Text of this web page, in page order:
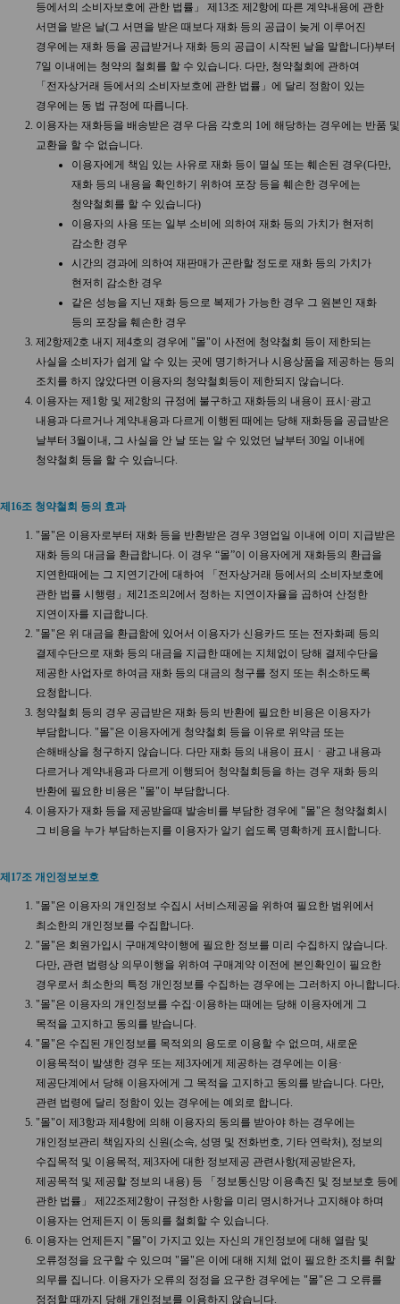
등에서의 소비자보호에 관한 법률」 제13조 제2항에 따른 계약내용에 관한
서면을 받은 날(그 서면을 받은 때보다 재화 등의 공급이 늦게 이루어진
경우에는 재화 등을 공급받거나 재화 등의 공급이 시작된 날을 말합니다)부터
7일 이내에는 청약의 철회를 할 수 있습니다. 다만, 청약철회에 관하여
「전자상거래 등에서의 소비자보호에 관한 법률」에 달리 정함이 있는
경우에는 동 법 규정에 따릅니다.
이용자는 재화등을 배송받은 경우 다음 각호의 1에 해당하는 경우에는 반품 및
교환을 할 수 없습니다.
이용자에게 책임 있는 사유로 재화 등이 멸실 또는 훼손된 경우(다만,
재화 등의 내용을 확인하기 위하여 포장 등을 훼손한 경우에는
청약철회를 할 수 있습니다)
이용자의 사용 또는 일부 소비에 의하여 재화 등의 가치가 현저히
감소한 경우
시간의 경과에 의하여 재판매가 곤란할 정도로 재화 등의 가치가
현저히 감소한 경우
같은 성능을 지닌 재화 등으로 복제가 가능한 경우 그 원본인 재화
등의 포장을 훼손한 경우
제2항제2호 내지 제4호의 경우에 "몰"이 사전에 청약철회 등이 제한되는
사실을 소비자가 쉽게 알 수 있는 곳에 명기하거나 시용상품을 제공하는 등의
조치를 하지 않았다면 이용자의 청약철회등이 제한되지 않습니다.
이용자는 제1항 및 제2항의 규정에 불구하고 재화등의 내용이 표시·광고
내용과 다르거나 계약내용과 다르게 이행된 때에는 당해 재화등을 공급받은
날부터 3월이내, 그 사실을 안 날 또는 알 수 있었던 날부터 30일 이내에
청약철회 등을 할 수 있습니다.
제16조 청약철회 등의 효과
"몰"은 이용자로부터 재화 등을 반환받은 경우 3영업일 이내에 이미 지급받은
재화 등의 대금을 환급합니다. 이 경우 “몰”이 이용자에게 재화등의 환급을
지연한때에는 그 지연기간에 대하여 「전자상거래 등에서의 소비자보호에
관한 법률 시행령」제21조의2에서 정하는 지연이자율을 곱하여 산정한
지연이자를 지급합니다.
"몰"은 위 대금을 환급함에 있어서 이용자가 신용카드 또는 전자화폐 등의
결제수단으로 재화 등의 대금을 지급한 때에는 지체없이 당해 결제수단을
제공한 사업자로 하여금 재화 등의 대금의 청구를 정지 또는 취소하도록
요청합니다.
청약철회 등의 경우 공급받은 재화 등의 반환에 필요한 비용은 이용자가
부담합니다. "몰"은 이용자에게 청약철회 등을 이유로 위약금 또는
손해배상을 청구하지 않습니다. 다만 재화 등의 내용이 표시ㆍ광고 내용과
다르거나 계약내용과 다르게 이행되어 청약철회등을 하는 경우 재화 등의
반환에 필요한 비용은 "몰"이 부담합니다.
이용자가 재화 등을 제공받을때 발송비를 부담한 경우에 "몰"은 청약철회시
그 비용을 누가 부담하는지를 이용자가 알기 쉽도록 명확하게 표시합니다.
제17조 개인정보보호
"몰"은 이용자의 개인정보 수집시 서비스제공을 위하여 필요한 범위에서
최소한의 개인정보를 수집합니다.
"몰"은 회원가입시 구매계약이행에 필요한 정보를 미리 수집하지 않습니다.
다만, 관련 법령상 의무이행을 위하여 구매계약 이전에 본인확인이 필요한
경우로서 최소한의 특정 개인정보를 수집하는 경우에는 그러하지 아니합니다.
"몰"은 이용자의 개인정보를 수집·이용하는 때에는 당해 이용자에게 그
목적을 고지하고 동의를 받습니다.
"몰"은 수집된 개인정보를 목적외의 용도로 이용할 수 없으며, 새로운
이용목적이 발생한 경우 또는 제3자에게 제공하는 경우에는 이용·
제공단계에서 당해 이용자에게 그 목적을 고지하고 동의를 받습니다. 다만,
관련 법령에 달리 정함이 있는 경우에는 예외로 합니다.
"몰"이 제3항과 제4항에 의해 이용자의 동의를 받아야 하는 경우에는
개인정보관리 책임자의 신원(소속, 성명 및 전화번호, 기타 연락처), 정보의
수집목적 및 이용목적, 제3자에 대한 정보제공 관련사항(제공받은자,
제공목적 및 제공할 정보의 내용) 등 「정보통신망 이용촉진 및 정보보호 등에
관한 법률」 제22조제2항이 규정한 사항을 미리 명시하거나 고지해야 하며
이용자는 언제든지 이 동의를 철회할 수 있습니다.
이용자는 언제든지 "몰"이 가지고 있는 자신의 개인정보에 대해 열람 및
오류정정을 요구할 수 있으며 "몰"은 이에 대해 지체 없이 필요한 조치를 취할
의무를 집니다. 이용자가 오류의 정정을 요구한 경우에는 "몰"은 그 오류를
정정할 때까지 당해 개인정보를 이용하지 않습니다.